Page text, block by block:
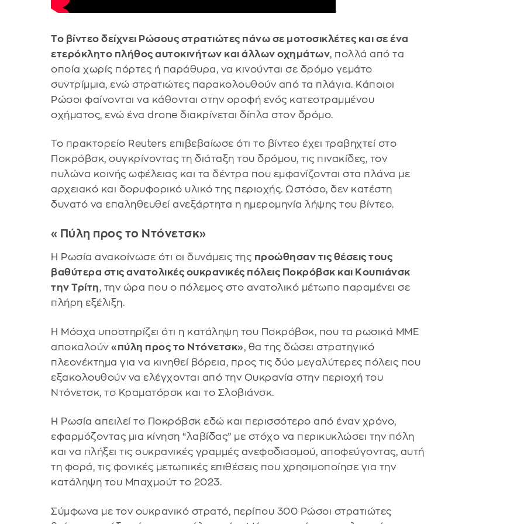
Το βίντεο δείχνει Ρώσους στρατιώτες πάνω σε μοτοσικλέτες και σε ένα
ετερόκλητο πλήθος αυτοκινήτων και άλλων οχημάτων, πολλά από τα
οποία χωρίς πόρτες ή παράθυρα, να κινούνται σε δρόμο γεμάτο
συντρίμμια, ενώ στρατιώτες παρακολουθούν από τα πλάγια. Κάποιοι
Ρώσοι φαίνονται να κάθονται στην οροφή ενός κατεστραμμένου
οχήματος, ενώ ένα drone διακρίνεται δίπλα στον δρόμο.
Το πρακτορείο Reuters επιβεβαίωσε ότι το βίντεο έχει τραβηχτεί στο
Ποκρόβσκ, συγκρίνοντας τη διάταξη του δρόμου, τις πινακίδες, τον
πυλώνα κοινής ωφέλειας και τα δέντρα που εμφανίζονται στα πλάνα με
αρχειακό και δορυφορικό υλικό της περιοχής. Ωστόσο, δεν κατέστη
δυνατό να επαληθευθεί ανεξάρτητα η ημερομηνία λήψης του βίντεο.
«Πύλη προς το Ντόνετσκ»
Η Ρωσία ανακοίνωσε ότι οι δυνάμεις της προώθησαν τις θέσεις τους
βαθύτερα στις ανατολικές ουκρανικές πόλεις Ποκρόβσκ και Κουπιάνσκ
την Τρίτη, την ώρα που ο πόλεμος στο ανατολικό μέτωπο παραμένει σε
πλήρη εξέλιξη.
Η Μόσχα υποστηρίζει ότι η κατάληψη του Ποκρόβσκ, που τα ρωσικά ΜΜΕ
αποκαλούν«πύλη προς το Ντόνετσκ», θα της δώσει στρατηγικό
πλεονέκτημα για να κινηθεί βόρεια, προς τις δύο μεγαλύτερες πόλεις που
εξακολουθούν να ελέγχονται από την Ουκρανία στην περιοχή του
Ντόνετσκ, το Κραματόρσκ και το Σλοβιάνσκ.
Η Ρωσία απειλεί το Ποκρόβσκ εδώ και περισσότερο από έναν χρόνο,
εφαρμόζοντας μια κίνηση “λαβίδας” με στόχο να περικυκλώσει την πόλη
και να πλήξει τις ουκρανικές γραμμές ανεφοδιασμού, αποφεύγοντας, αυτή
τη φορά, τις φονικές μετωπικές επιθέσεις που χρησιμοποίησε για την
κατάληψη του Μπαχμούτ το 2023.
Σύμφωνα με τον ουκρανικό στρατό, περίπου 300 Ρώσοι στρατιώτες